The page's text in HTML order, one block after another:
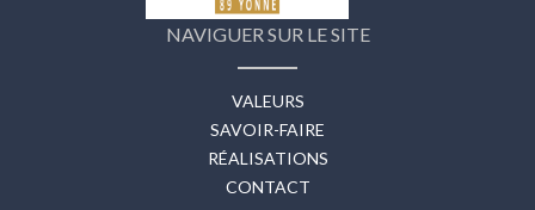
NAVIGUER SUR LE SITE
VALEURS
SAVOIR-FAIRE
RÉALISATIONS
CONTACT